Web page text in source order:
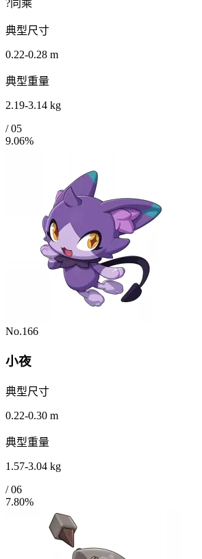
?同乘
典型尺寸
0.22-0.28 m
典型重量
2.19-3.14 kg
/05
9.06%
No.166
小夜
典型尺寸
0.22-0.30 m
典型重量
1.57-3.04 kg
/06
7.80%